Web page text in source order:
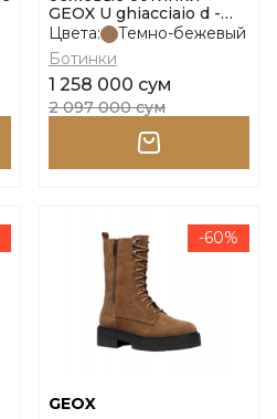
GEOX U ghiacciaio d -
vit.cer. размер 44
Цвета:
Темно-бежевый
Ботинки
1 258 000 сум
2 097 000 сум
-60%
GEOX